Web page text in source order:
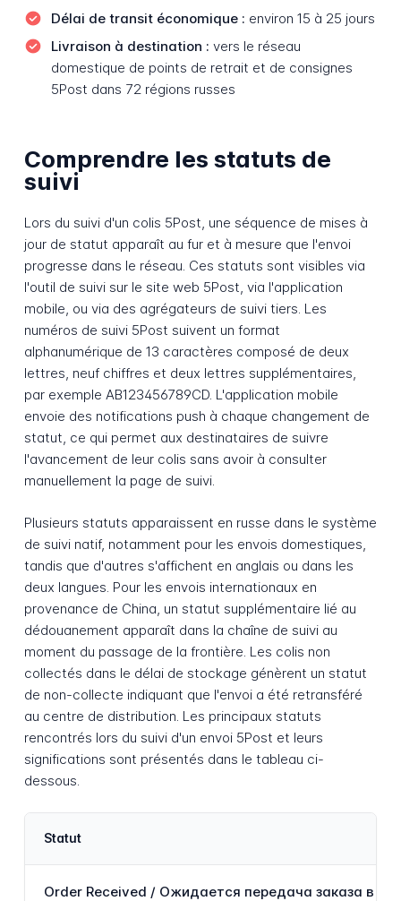
Délai de transit économique : environ 15 à 25 jours
Livraison à destination : vers le réseau
domestique de points de retrait et de consignes
5Post dans 72 régions russes
Comprendre les statuts de
suivi
Lors du suivi d'un colis 5Post, une séquence de mises à
jour de statut apparaît au fur et à mesure que l'envoi
progresse dans le réseau. Ces statuts sont visibles via
l'outil de suivi sur le site web 5Post, via l'application
mobile, ou via des agrégateurs de suivi tiers. Les
numéros de suivi 5Post suivent un format
alphanumérique de 13 caractères composé de deux
lettres, neuf chiffres et deux lettres supplémentaires,
par exemple AB123456789CD. L'application mobile
envoie des notifications push à chaque changement de
statut, ce qui permet aux destinataires de suivre
l'avancement de leur colis sans avoir à consulter
manuellement la page de suivi.
Plusieurs statuts apparaissent en russe dans le système
de suivi natif, notamment pour les envois domestiques,
tandis que d'autres s'affichent en anglais ou dans les
deux langues. Pour les envois internationaux en
provenance de China, un statut supplémentaire lié au
dédouanement apparaît dans la chaîne de suivi au
moment du passage de la frontière. Les colis non
collectés dans le délai de stockage génèrent un statut
de non-collecte indiquant que l'envoi a été retransféré
au centre de distribution. Les principaux statuts
rencontrés lors du suivi d'un envoi 5Post et leurs
significations sont présentés dans le tableau ci-
dessous.
Statut
Order Received / Ожидается передача заказа в